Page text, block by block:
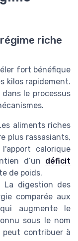
riche
fort bénéfique
kilos rapidement.
le processus
aliments riches
plus rassasiants,
calorique
d’un déficit
de poids.
La digestion des
comparée aux
augmente le
sous le nom
peut contribuer à